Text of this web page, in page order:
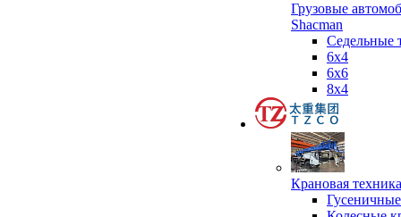
Грузовые
Shacman
Седельные
6х4
6x6
8x4
Крановая